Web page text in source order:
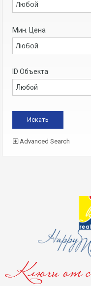
Любой
Мин. Цена
Любой
ID Объекта
Advanced Search